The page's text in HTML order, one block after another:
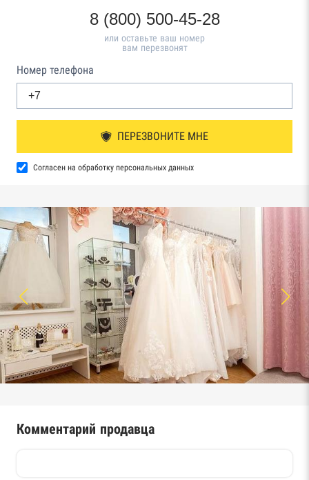
8 (800) 500-45-28
или оставьте ваш номер
вам перезвонят
Номер телефона
ПЕРЕЗВОНИТЕ МНЕ
Согласен на обработку персональных данных
Комментарий продавца